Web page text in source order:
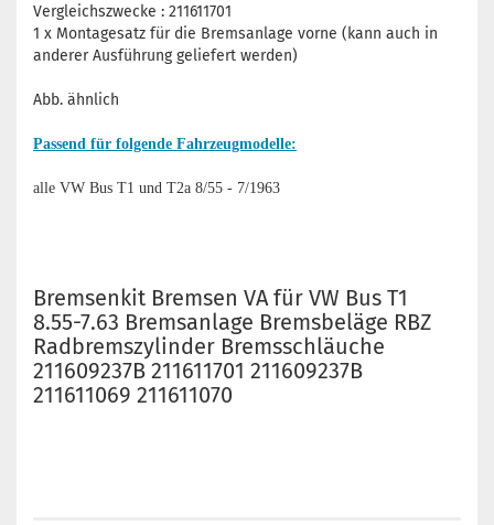
Vergleichszwecke : 211611701
1 x Montagesatz für die Bremsanlage vorne (kann auch in
anderer Ausführung geliefert werden)
Abb. ähnlich
Passend für folgende Fahrzeugmodelle:
alle VW Bus T1 und T2a 8/55 - 7/1963
Bremsenkit Bremsen VA für VW Bus T1
8.55-7.63 Bremsanlage Bremsbeläge RBZ
Radbremszylinder Bremsschläuche
211609237B 211611701 211609237B
211611069 211611070